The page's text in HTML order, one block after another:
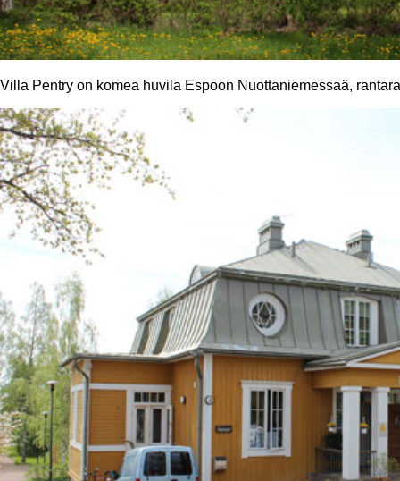
Villa Pentry on komea huvila Espoon Nuottaniemessaä,